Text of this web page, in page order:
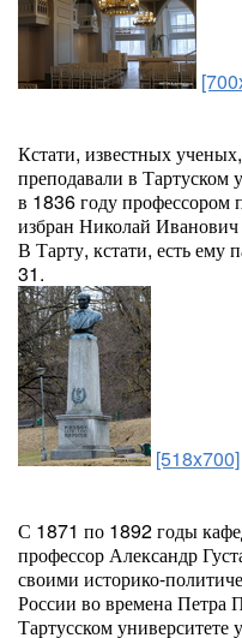
Кстати, известных
преподавали в Тартуском
в 1836 году профессором
избран Николай
В Тарту, кстати, есть ему
31.
[518x700]
С 1871 по 1892 годы
профессор Александр
своими историко-
России во времена Петра
Тартусском университете